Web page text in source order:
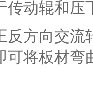
传动辊和压
方向交流
可将板材弯